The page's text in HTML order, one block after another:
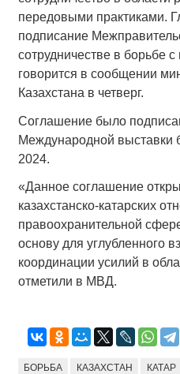
передовыми практиками.
подписание
сотрудничестве в борьбе
говорится в сообщении
Казахстана в четверг.
Соглашение было
Международной выставки
2024.
«Данное соглашение
казахстанско-катарских
правоохранительной
основу для углубленного
координации усилий в
отметили в МВД.
БОРЬБА КАЗАХСТАН КАТАР